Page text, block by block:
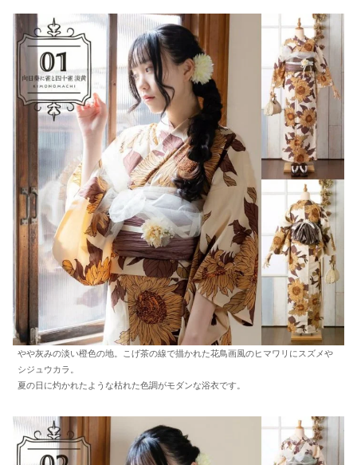
やや灰みの淡い橙色の地。こげ茶の線で描かれた花鳥画風のヒマワリにスズメや
シジュウカラ。
夏の日に灼かれたような枯れた色調がモダンな浴衣です。